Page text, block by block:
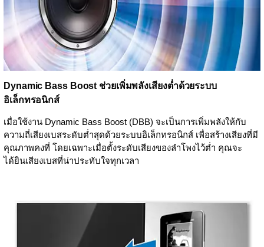
Dynamic Bass Boost ช่วยเพิ่มพลังเสียงต่ำด้วยระบบ
อิเล็กทรอนิกส์
เมื่อใช้งาน Dynamic Bass Boost (DBB) จะเป็นการเพิ่มพลังให้กับ
ความถี่เสียงเบสระดับต่ำสุดด้วยระบบอิเล็กทรอนิกส์ เพื่อสร้างเสียงที่มี
คุณภาพคงที่ โดยเฉพาะเมื่อตั้งระดับเสียงของลำโพงไว้ต่ำ คุณจะ
ได้ยินเสียงเบสที่น่าประทับใจทุกเวลา